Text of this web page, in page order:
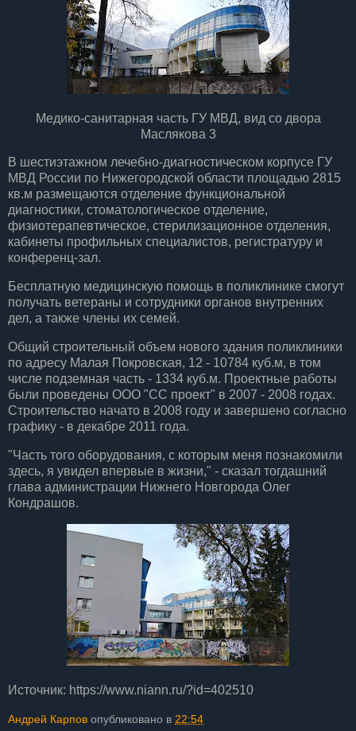
Медико-санитарная часть ГУ МВД, вид со двора
Маслякова 3
В шестиэтажном лечебно-диагностическом корпусе ГУ
МВД России по Нижегородской области площадью 2815
кв.м размещаются отделение функциональной
диагностики, стоматологическое отделение,
физиотерапевтическое, стерилизационное отделения,
кабинеты профильных специалистов, регистратуру и
конференц-зал.
Бесплатную медицинскую помощь в поликлинике смогут
получать ветераны и сотрудники органов внутренних
дел, а также члены их семей.
Общий строительный объем нового здания поликлиники
по адресу ​Малая Покровская, 12 - 10784 куб.м, в том
числе подземная часть - 1334 куб.м. Проектные работы
были проведены ООО "СС проект" в 2007 - 2008 годах.
Строительство начато в 2008 году и завершено согласно
графику - в декабре 2011 года.
"Часть того оборудования, с которым меня познакомили
здесь, я увидел впервые в жизни," - сказал тогдашний
глава администрации Нижнего Новгорода Олег
Кондрашов.
Источник: https://www.niann.ru/?id=402510
Андрей Карпов опубликовано в 22:54